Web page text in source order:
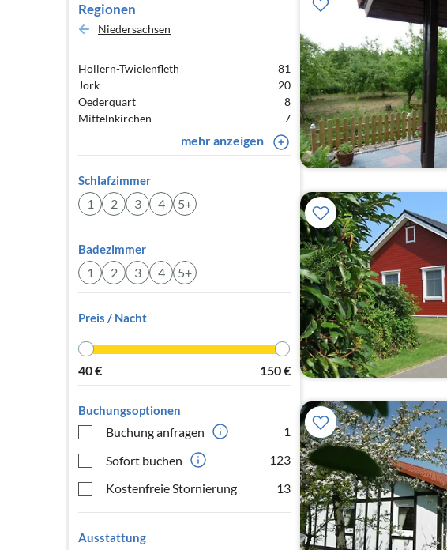
Regionen
Niedersachsen
Hollern-Twielenfleth
81
Jork
20
Oederquart
8
Mittelnkirchen
7
mehr anzeigen
Schlafzimmer
1 2 3 4 5+
Badezimmer
1 2 3 4 5+
Preis / Nacht
40€ 150€
Buchungsoptionen
Buchung anfragen
1
Sofort buchen
123
Kostenfreie Stornierung
13
Ausstattung